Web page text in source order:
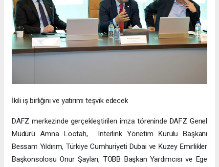
İkili iş birliğini ve yatırımı teşvik edecek
DAFZ merkezinde gerçekleştirilen imza töreninde DAFZ Genel
Müdürü Amna Lootah, Interlink Yönetim Kurulu Başkanı
Bessam Yıldırım, Türkiye Cumhuriyeti Dubai ve Kuzey Emirlikler
Başkonsolosu Onur Şaylan, TOBB Başkan Yardımcısı ve Ege